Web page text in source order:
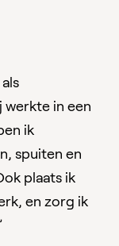
werkte in een
ik
spuiten en
plaats ik
en zorg ik